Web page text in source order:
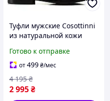
Туфли мужские Cosottinni
из натуральной кожи
размер
Готово к отправке
от499₴/мес
2 995₴
4 195 ₴